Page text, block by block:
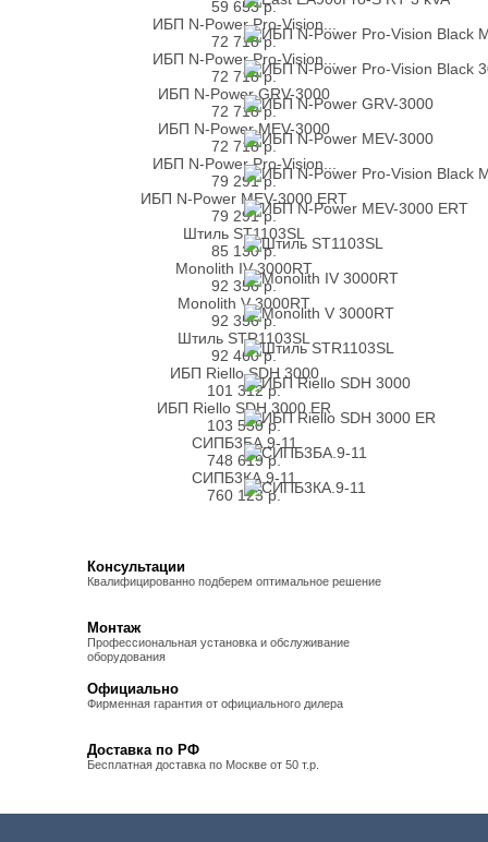
59 653р.
ИБП N-Power Pro-Vision...
72 718р.
ИБП N-Power Pro-Vision...
72 718р.
ИБП N-Power GRV-3000
72 718р.
ИБП N-Power MEV-3000
72 718р.
ИБП N-Power Pro-Vision...
79 291р.
ИБП N-Power MEV-3000 ERT
79 291р.
Штиль ST1103SL
85 130р.
Monolith IV 3000RT
92 356р.
Monolith V 3000RT
92 356р.
Штиль STR1103SL
92 460р.
ИБП Riello SDH 3000
101 312р.
ИБП Riello SDH 3000 ER
103 530р.
СИПБ3БА.9-11
748 619р.
СИПБ3КА.9-11
760 123р.
Консультации
Квалифицированно подберем оптимальное решение
Монтаж
Профессиональная установка и обслуживание
оборудования
Официально
Фирменная гарантия от официального дилера
Доставка по РФ
Бесплатная доставка по Москве от 50 т.р.